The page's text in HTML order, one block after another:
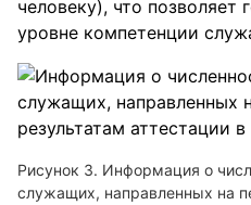
человеку), что позволяет
уровне компетенции
Рисунок 3. Информация о
служащих, направленных на